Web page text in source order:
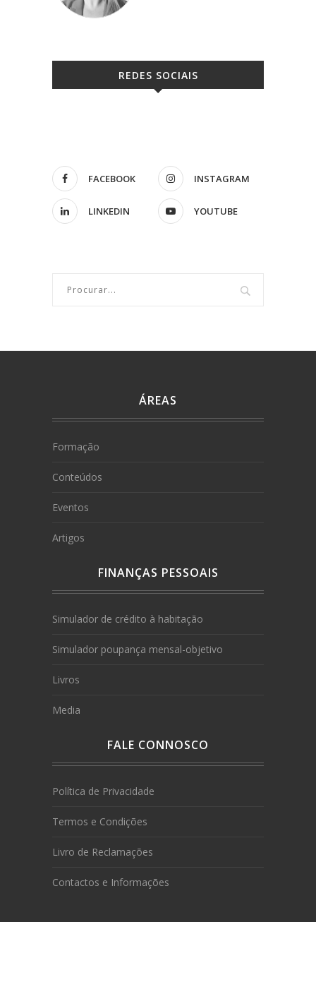
REDES SOCIAIS
FACEBOOK INSTAGRAM
LINKEDIN YOUTUBE
ÁREAS
Formação
Conteúdos
Eventos
Artigos
FINANÇAS PESSOAIS
Simulador de crédito à habitação
Simulador poupança mensal-objetivo
Livros
Media
FALE CONNOSCO
Política de Privacidade
Termos e Condições
Livro de Reclamações
Contactos e Informações